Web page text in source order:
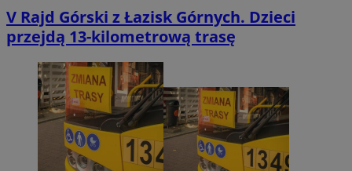
V Rajd Górski z Łazisk Górnych. Dzieci
przejdą 13-kilometrową trasę